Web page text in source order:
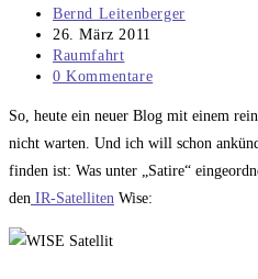
Beitrags-
Autor:
Bernd Leitenberger
Beitrag
veröffentlicht:
26. März 2011
Beitrags-
Kategorie:
Raumfahrt
Beitrags-
0 Kommentare
So, heute ein neuer Blog mit einem
nicht warten. Und ich will schon
finden ist: Was unter „Satire“
den IR-Satelliten Wise: